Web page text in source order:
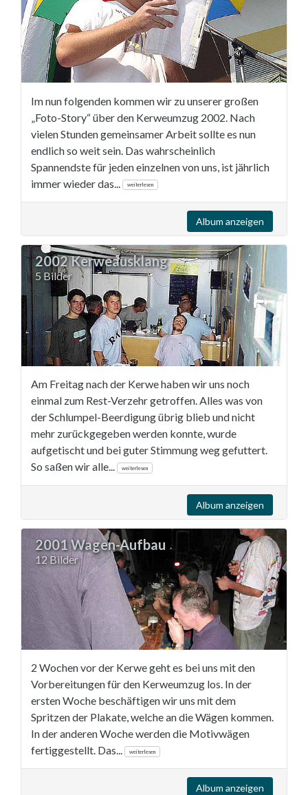
Im nun folgenden kommen wir zu unserer großen
„Foto-Story“ über den Kerweumzug 2002. Nach
vielen Stunden gemeinsamer Arbeit sollte es nun
endlich so weit sein. Das wahrscheinlich
Spannendste für jeden einzelnen von uns, ist jährlich
immer wieder das...
weiterlesen
Album anzeigen
2002 Kerweausklang
5 Bilder
Am Freitag nach der Kerwe haben wir uns noch
einmal zum Rest-Verzehr getroffen. Alles was von
der Schlumpel-Beerdigung übrig blieb und nicht
mehr zurückgegeben werden konnte, wurde
aufgetischt und bei guter Stimmung weg gefuttert.
So saßen wir alle...
weiterlesen
Album anzeigen
2001 Wagen-Aufbau
12 Bilder
2 Wochen vor der Kerwe geht es bei uns mit den
Vorbereitungen für den Kerweumzug los. In der
ersten Woche beschäftigen wir uns mit dem
Spritzen der Plakate, welche an die Wägen kommen.
In der anderen Woche werden die Motivwägen
fertiggestellt. Das...
weiterlesen
Album anzeigen